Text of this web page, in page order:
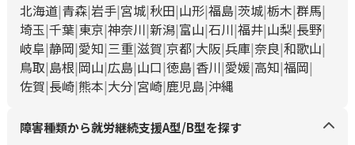
北海道 青森 岩手 宮城 秋田 山形 福島 茨城 栃木 群馬
埼玉 千葉 東京 神奈川 新潟 富山 石川 福井 山梨 長野
岐阜 静岡 愛知 三重 滋賀 京都 大阪 兵庫 奈良 和歌山
鳥取 島根 岡山 広島 山口 徳島 香川 愛媛 高知 福岡
佐賀 長崎 熊本 大分 宮崎 鹿児島 沖縄
障害種類から就労継続支援A型/B型を探す